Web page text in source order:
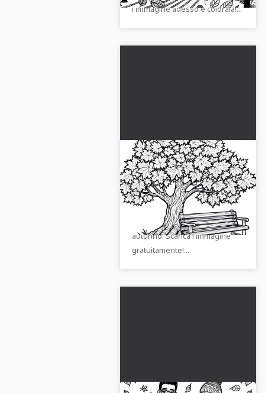
l'immagine adesso e colorala!...
Vecchia panchina di
legno sotto un acero
pieno di foglie Modello
da colorare autunnale
Questo disegno da colorare
mostra una vecchia panchina di
legno sotto un acero in
autunno. Scarica l'immagine
gratuitamente!...